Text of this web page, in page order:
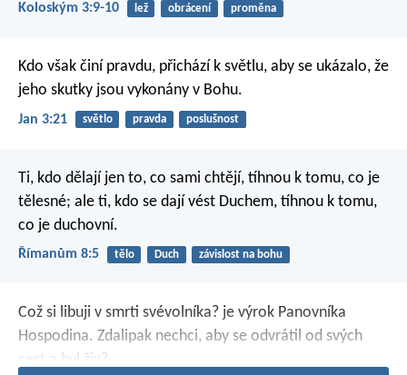
Koloským 3:9-10 lež obrácení proměna
Kdo však činí pravdu, přichází k světlu, aby se ukázalo, že
jeho skutky jsou vykonány v Bohu.
Jan 3:21 světlo pravda poslušnost
Ti, kdo dělají jen to, co sami chtějí, tíhnou k tomu, co je
tělesné; ale ti, kdo se dají vést Duchem, tíhnou k tomu,
co je duchovní.
Římanům 8:5 tělo Duch závislost na bohu
Což si libuji v smrti svévolníka? je výrok Panovníka
Hospodina. Zdalipak nechci, aby se odvrátil od svých
cest a byl živ?